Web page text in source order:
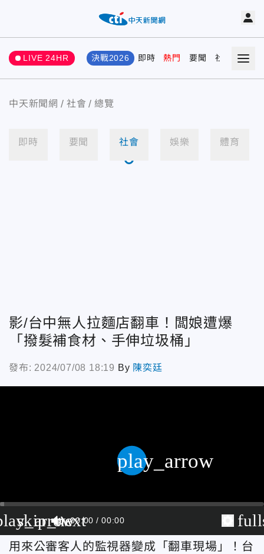
LIVE 24HR 決戰2026 即時 熱門 要聞 社會 娛樂
中天新聞網 社會 總覽
即時 要聞 社會 娛樂 體育
影/台中無人拉麵店翻車！闆娘遭爆
「撥髮補食材、手伸垃圾桶」
發布: 2024/07/08 18:19 By 陳奕廷
skip_next
00:00 00:00
play_arrow
用來公審客人的監視器變成「翻車現場」！台